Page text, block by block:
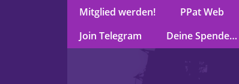
Mitglied werden! PPat Web
Join Telegram
Deine Spende…